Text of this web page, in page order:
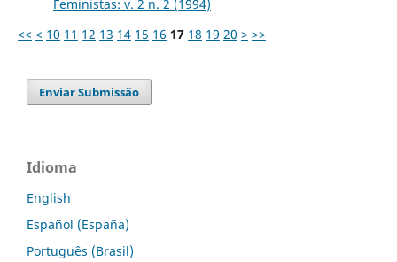
Feministas: v. 2 n. 2 (1994)
<< < 10 11 12 13 14 15 16 17 18 19 20 > >>
Enviar Submissão
Idioma
English
Español (España)
Português (Brasil)